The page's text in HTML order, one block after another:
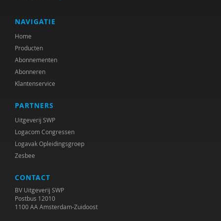
Doret de Ruyter
Stijn Sieckelinck
Elly Singer
Jan Steyaert
Jan van der Ploeg
NAVIGATIE
Home
Producten
Abonnementen
Abonneren
Klantenservice
PARTNERS
Uitgeverij SWP
Logacom Congressen
Logavak Opleidingsgroep
Zesbee
CONTACT
BV Uitgeverij SWP
Postbus 12010
1100 AA Amsterdam-Zuidoost